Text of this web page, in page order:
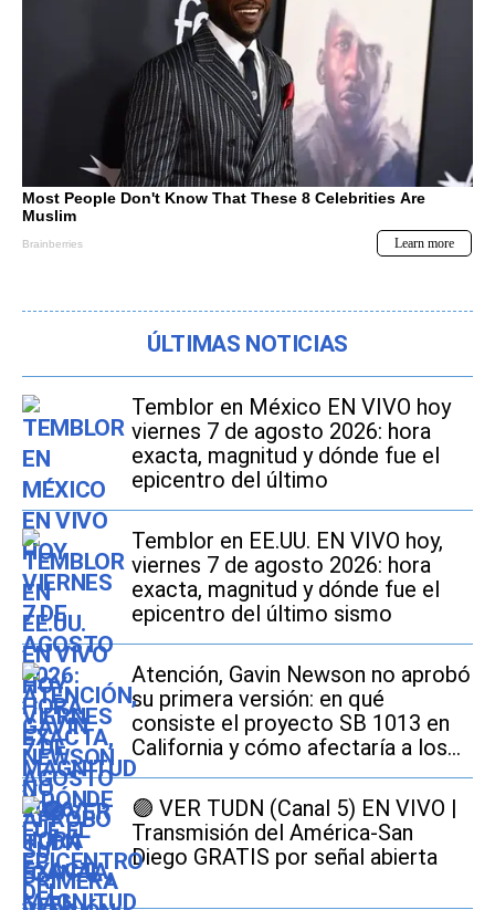
ÚLTIMAS NOTICIAS
Temblor en México EN VIVO hoy
viernes 7 de agosto 2026: hora
exacta, magnitud y dónde fue el
epicentro del último
Temblor en EE.UU. EN VIVO hoy,
viernes 7 de agosto 2026: hora
exacta, magnitud y dónde fue el
epicentro del último sismo
Atención, Gavin Newson no aprobó
su primera versión: en qué
consiste el proyecto SB 1013 en
California y cómo afectaría a los
conductores
🟣 VER TUDN (Canal 5) EN VIVO |
Transmisión del América-San
Diego GRATIS por señal abierta